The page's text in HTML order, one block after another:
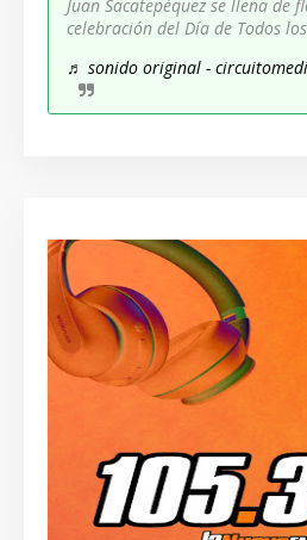
Juan Sacatepéquez se llena de
celebración del Día de Todos
♬ sonido original -